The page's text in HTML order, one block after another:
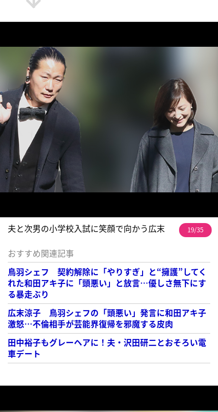
夫と次男の小学校入試に笑顔で向かう広末 19/35
おすすめ関連記事
鳥羽シェフ 契約解除に「やりすぎ」と“擁護”してく
れた和田アキ子に「頭悪い」と放言…優しさ無下にす
る暴走ぶり
広末涼子 鳥羽シェフの「頭悪い」発言に和田アキ子
激怒…不倫相手が芸能界復帰を邪魔する皮肉
田中裕子もグレーヘアに！夫・沢田研二とおそろい電
車デート